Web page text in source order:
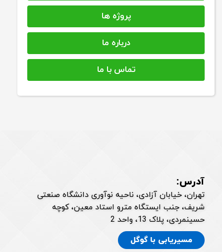
پروژه ها
درباره ما
تماس با ما
آدرس:
تهران، خیابان آزادی، ناحیه نوآوری دانشگاه صنعتی
شریف، جنب ایستگاه مترو استاد معین، کوچه
حسینمردی، پلاک 13، واحد 2
مسیریابی با گوگل